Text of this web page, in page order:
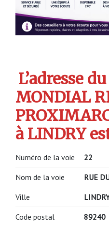
L’adresse
MONDIAL
à LINDRY
Numéro de la voie 22
Nom de la voie RUE
Ville
Code postal 89240